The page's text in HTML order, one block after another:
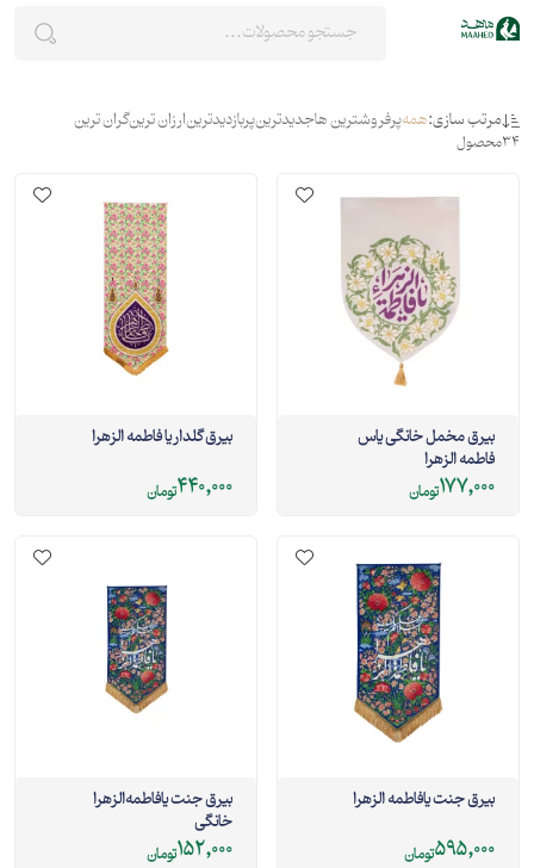
مرتب سازی:همهپرفروشترین هاجدیدترینپربازدیدترینارزان ترینگران ترین
34محصول
بیرق مخمل خانگی یاس
فاطمه الزهرا
177,000تومان
بیرق گلدار یا فاطمه الزهرا
440,000تومان
بیرق جنت یافاطمه الزهرا
595,000تومان
بیرق جنت یافاطمه‌الزهرا
خانگی
152,000تومان